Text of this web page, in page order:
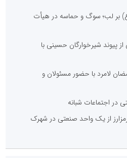
بر لب؛ سوگ و حماسه در هیأت
از پیوند شیرخوارگان حسینی با
لامرد با حضور مسئولان و
در اجتماعات شبانه
رمزارز از یک واحد صنعتی در شهرک